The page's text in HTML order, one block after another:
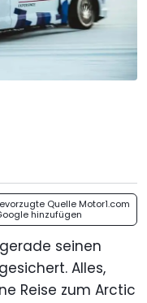
Quelle Motor1.com
hinzufügen
seinen
Alles,
Reise zum Arctic